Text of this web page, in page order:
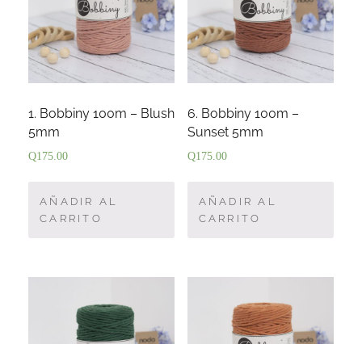
1. Bobbiny 100m – Blush
5mm
Q175.00
AÑADIR AL
CARRITO
6. Bobbiny 100m –
Sunset 5mm
Q175.00
AÑADIR AL
CARRITO